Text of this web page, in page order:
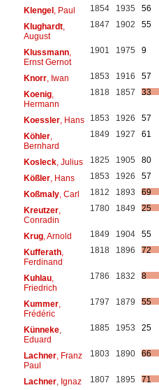
Klengel, Paul 1854 1935
56
Klughardt,
August
1847 1902 55
Klussmann,
Ernst Gernot
1901 1975 9
Knorr, Iwan 1853 1916
57
Koenig,
Hermann
1818 1857 33
Koessler, Hans 1853 1926
57
Köhler,
Bernhard
1849 1927 61
Kosleck, Julius 1825 1905
80
Kößler, Hans 1853 1926
57
Koßmaly, Carl 1812 1893
69
Kreutzer,
Conradin
1780 1849 25
Krug, Arnold 1849 1904
55
Kufferath,
Ferdinand
1818 1896 72
Kuhlau,
Friedrich
1786 1832 8
Kummer,
Frédéric
1797 1879 55
Künneke,
Eduard
1885 1953 25
Lachner, Franz
Paul
1803 1890 66
Lachner, Ignaz 1807 1895 71